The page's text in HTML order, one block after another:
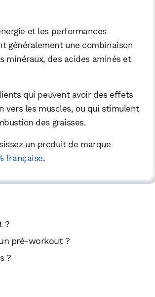
et les performances
généralement une combinaison
minéraux, des acides aminés et
qui peuvent avoir des effets
vers les muscles, ou qui stimulent
des graisses.
un produit de marque
française.
?
pré-workout ?
?